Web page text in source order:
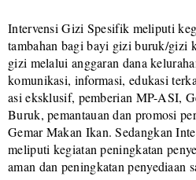
Intervensi Gizi Spesifik meliputi
tambahan bagi bayi gizi buruk/gizi
gizi melalui anggaran dana
komunikasi, informasi, edukasi
asi eksklusif, pemberian MP-ASI,
Buruk, pemantauan dan promosi
Gemar Makan Ikan. Sedangkan
meliputi kegiatan peningkatan
aman dan peningkatan penyediaan